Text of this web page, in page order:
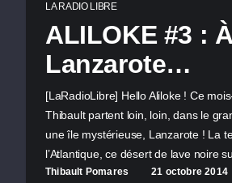
LA RADIO LIBRE
ALILOKE #3 : À
Lanzarote…
[LaRadioLibre] Hello Aliloke ! Ce
Thibault partent loin, loin, dans le
une île mystérieuse, Lanzarote ! La
l’Atlantique, ce désert de lave noire
Thibault Pomares 21 octobre 2014